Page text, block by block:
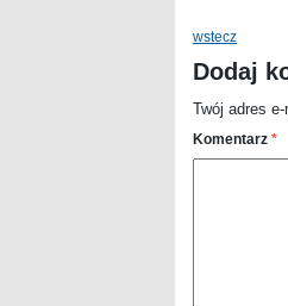
wstecz
Dodaj
Twój adres
Komentarz *